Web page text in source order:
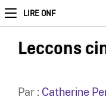
LIRE ONF
Leccons
Par : Catherine